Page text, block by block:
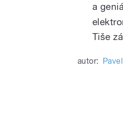
a
Tiše
autor: